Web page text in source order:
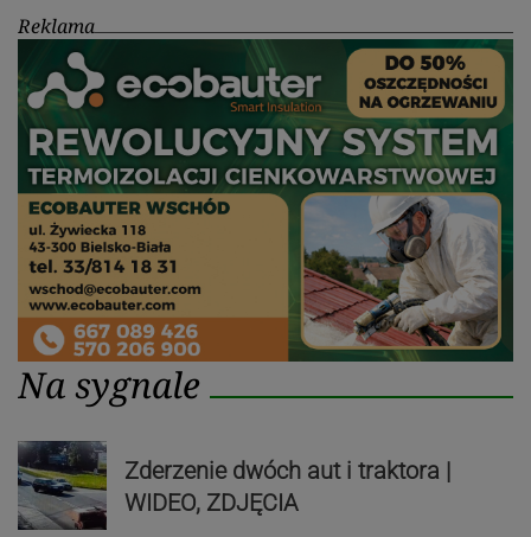
Reklama
Na sygnale
Zderzenie dwóch aut i traktora |
WIDEO, ZDJĘCIA